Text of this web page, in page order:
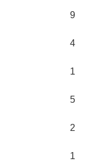
9
4
1
5
2
1